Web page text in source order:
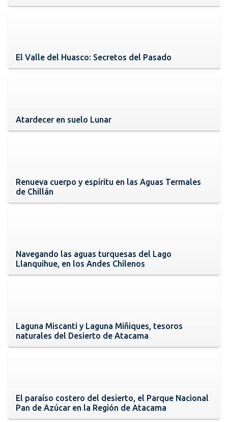
El Valle del Huasco: Secretos del Pasado
Atardecer en suelo Lunar
Renueva cuerpo y espíritu en las Aguas Termales
de Chillán
Navegando las aguas turquesas del Lago
Llanquihue, en los Andes Chilenos
Laguna Miscanti y Laguna Miñiques, tesoros
naturales del Desierto de Atacama
El paraíso costero del desierto, el Parque Nacional
Pan de Azúcar en la Región de Atacama